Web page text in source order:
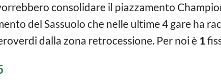
consolidare il piazzamento
del Sassuolo che nelle ultime 4 gare ha
dalla zona retrocessione. Per noi è 1